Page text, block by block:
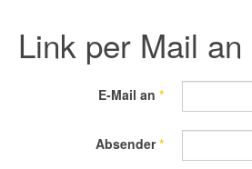
Link per Mail
E-Mail an *
Absender*